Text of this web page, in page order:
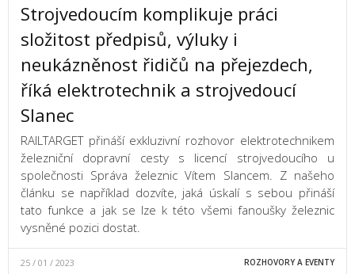
Strojvedoucím komplikuje práci
složitost předpisů, výluky i
neukázněnost řidičů na přejezdech,
říká elektrotechnik a strojvedoucí
Slanec
RAILTARGET přináší exkluzivní rozhovor elektrotechnikem
železniční dopravní cesty s licencí strojvedoucího u
společnosti Správa železnic Vítem Slancem. Z našeho
článku se například dozvíte, jaká úskalí s sebou přináší
tato funkce a jak se lze k této všemi fanoušky železnic
vysněné pozici dostat.
25 / 01 / 2023 ROZHOVORY A EVENTY